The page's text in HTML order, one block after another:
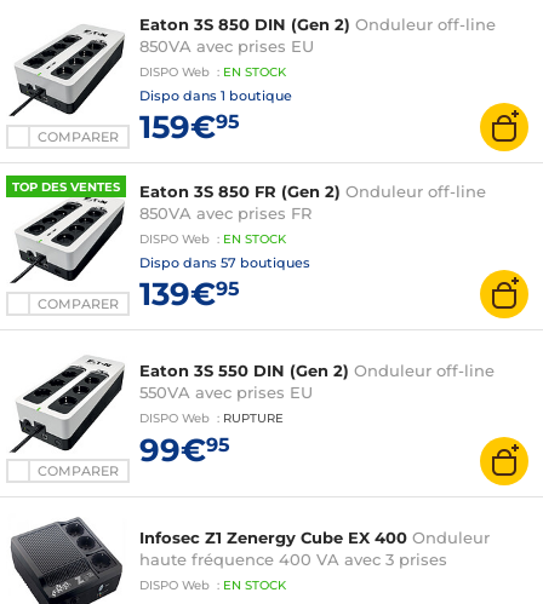
COMPARER
Eaton 3S 850 DIN (Gen 2) Onduleur off-line
850VA avec prises EU
DISPO Web : EN STOCK
Dispo dans 1 boutique
159€95
TOP DES VENTES
COMPARER
Eaton 3S 850 FR (Gen 2) Onduleur off-line
850VA avec prises FR
DISPO Web : EN STOCK
Dispo dans 57 boutiques
139€95
COMPARER
Eaton 3S 550 DIN (Gen 2) Onduleur off-line
550VA avec prises EU
DISPO Web : RUPTURE
99€95
Infosec Z1 Zenergy Cube EX 400 Onduleur
haute fréquence 400 VA avec 3 prises
DISPO Web : EN STOCK